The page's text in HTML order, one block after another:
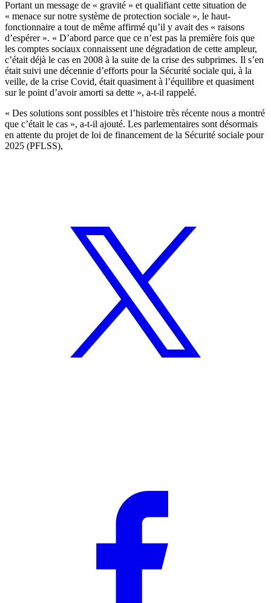
Portant un message de « gravité » et qualifiant cette situation de
« menace sur notre système de protection sociale », le haut-
fonctionnaire a tout de même affirmé qu’il y avait des « raisons
d’espérer ». « D’abord parce que ce n’est pas la première fois que
les comptes sociaux connaissent une dégradation de cette ampleur,
c’était déjà le cas en 2008 à la suite de la crise des subprimes. Il s’en
était suivi une décennie d’efforts pour la Sécurité sociale qui, à la
veille, de la crise Covid, était quasiment à l’équilibre et quasiment
sur le point d’avoir amorti sa dette », a-t-il rappelé.
« Des solutions sont possibles et l’histoire très récente nous a montré
que c’était le cas », a-t-il ajouté. Les parlementaires sont désormais
en attente du projet de loi de financement de la Sécurité sociale pour
2025 (PFLSS),